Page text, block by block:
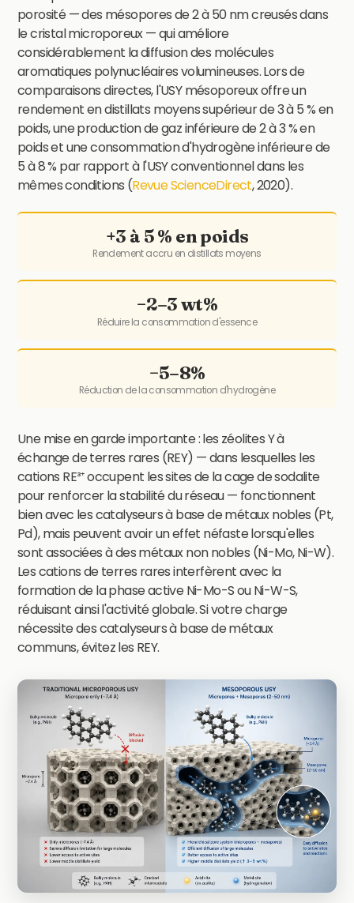
porosité — des mésopores de 2 à 50 nm creusés dans
le cristal microporeux — qui améliore
considérablement la diffusion des molécules
aromatiques polynucléaires volumineuses. Lors de
comparaisons directes, l'USY mésoporeux offre un
rendement en distillats moyens supérieur de 3 à 5 % en
poids, une production de gaz inférieure de 2 à 3 % en
poids et une consommation d'hydrogène inférieure de
5 à 8 % par rapport à l'USY conventionnel dans les
mêmes conditions (Revue ScienceDirect, 2020).
+3 à 5 % en poids
Rendement accru en distillats moyens
−2–3 wt%
Réduire la consommation d'essence
−5–8%
Réduction de la consommation d'hydrogène
Une mise en garde importante : les zéolites Y à
échange de terres rares (REY) — dans lesquelles les
cations RE³⁺ occupent les sites de la cage de sodalite
pour renforcer la stabilité du réseau — fonctionnent
bien avec les catalyseurs à base de métaux nobles (Pt,
Pd), mais peuvent avoir un effet néfaste lorsqu'elles
sont associées à des métaux non nobles (Ni-Mo, Ni-W).
Les cations de terres rares interfèrent avec la
formation de la phase active Ni-Mo-S ou Ni-W-S,
réduisant ainsi l'activité globale. Si votre charge
nécessite des catalyseurs à base de métaux
communs, évitez les REY.